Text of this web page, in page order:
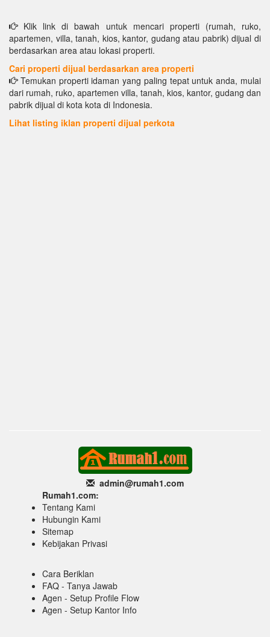
Klik link di bawah untuk mencari properti (rumah, ruko,
apartemen, villa, tanah, kios, kantor, gudang atau pabrik) dijual di
berdasarkan area atau lokasi properti.
Cari properti dijual berdasarkan area properti
Temukan properti idaman yang paling tepat untuk anda, mulai
dari rumah, ruko, apartemen villa, tanah, kios, kantor, gudang dan
pabrik dijual di kota kota di Indonesia.
Lihat listing iklan properti dijual perkota
admin@rumah1.com
Rumah1.com:
Tentang Kami
Hubungin Kami
Sitemap
Kebijakan Privasi
Cara Beriklan
FAQ - Tanya Jawab
Agen - Setup Profile Flow
Agen - Setup Kantor Info